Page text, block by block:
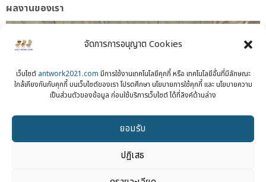
จัดการการอนุญาต Cookies
เว็บไซต์ antwork2021.com มีการใช้งานเทคโนโลยีคุกกี้ หรือ เทคโนโลยีอื่นที่มีลักษณะ
ใกล้เคียงกันกับคุกกี้ บนเว็บไซต์ของเรา โปรดศึกษา นโยบายการใช้คุกกี้ และ นโยบายความ
เป็นส่วนตัวของข้อมูล ก่อนใช้บริการเว็บไซต์ ได้ที่ลิงค์ด้านล่าง
ยอมรับ
ปฏิเสธ
ผลงานของเรา